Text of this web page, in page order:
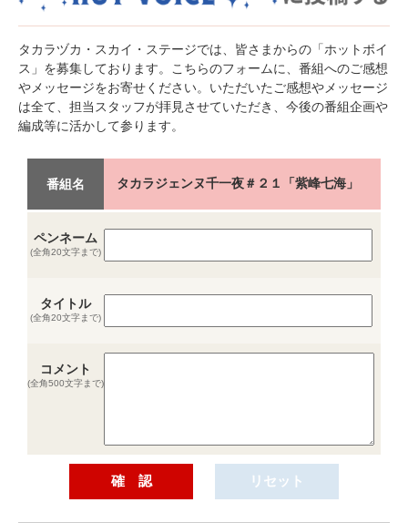
タカラヅカ・スカイ・ステージでは、皆さまからの「ホットボイ
ス」を募集しております。こちらのフォームに、番組へのご感想
やメッセージをお寄せください。いただいたご感想やメッセージ
は全て、担当スタッフが拝見させていただき、今後の番組企画や
編成等に活かして参ります。
番組名 タカラジェンヌ千一夜＃２１「紫峰七海」
ペンネーム
(全角20文字まで)
タイトル
(全角20文字まで)
コメント
(全角500文字まで)